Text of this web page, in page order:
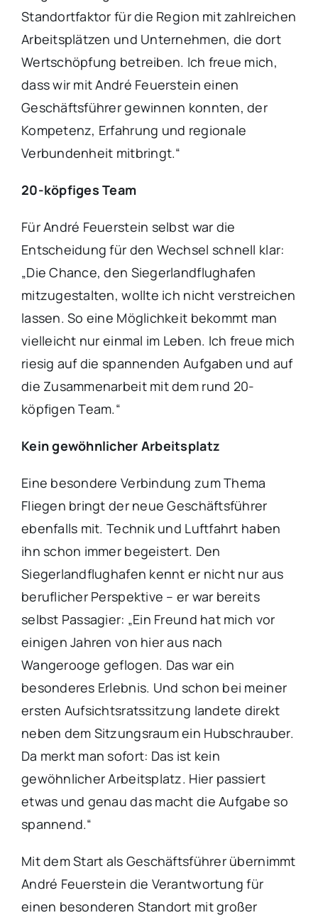
Standortfaktor für die Region mit zahlreichen
Arbeitsplätzen und Unternehmen, die dort
Wertschöpfung betreiben. Ich freue mich,
dass wir mit André Feuerstein einen
Geschäftsführer gewinnen konnten, der
Kompetenz, Erfahrung und regionale
Verbundenheit mitbringt.“
20-köpfiges Team
Für André Feuerstein selbst war die
Entscheidung für den Wechsel schnell klar:
„Die Chance, den Siegerlandflughafen
mitzugestalten, wollte ich nicht verstreichen
lassen. So eine Möglichkeit bekommt man
vielleicht nur einmal im Leben. Ich freue mich
riesig auf die spannenden Aufgaben und auf
die Zusammenarbeit mit dem rund 20-
köpfigen Team.“
Kein gewöhnlicher Arbeitsplatz
Eine besondere Verbindung zum Thema
Fliegen bringt der neue Geschäftsführer
ebenfalls mit. Technik und Luftfahrt haben
ihn schon immer begeistert. Den
Siegerlandflughafen kennt er nicht nur aus
beruflicher Perspektive – er war bereits
selbst Passagier: „Ein Freund hat mich vor
einigen Jahren von hier aus nach
Wangerooge geflogen. Das war ein
besonderes Erlebnis. Und schon bei meiner
ersten Aufsichtsratssitzung landete direkt
neben dem Sitzungsraum ein Hubschrauber.
Da merkt man sofort: Das ist kein
gewöhnlicher Arbeitsplatz. Hier passiert
etwas und genau das macht die Aufgabe so
spannend.“
Mit dem Start als Geschäftsführer übernimmt
André Feuerstein die Verantwortung für
einen besonderen Standort mit großer